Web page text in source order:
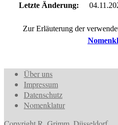
Letzte Änderung:
Zur Erläuterung der
Über uns
Impressum
Datenschutz
Nomenklatur